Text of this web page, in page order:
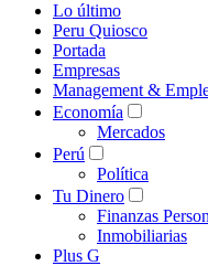
Lo último
Peru Quiosco
Portada
Empresas
Management &
Economía
Mercados
Perú
Política
Tu Dinero
Finanzas
Inmobiliarias
Plus G